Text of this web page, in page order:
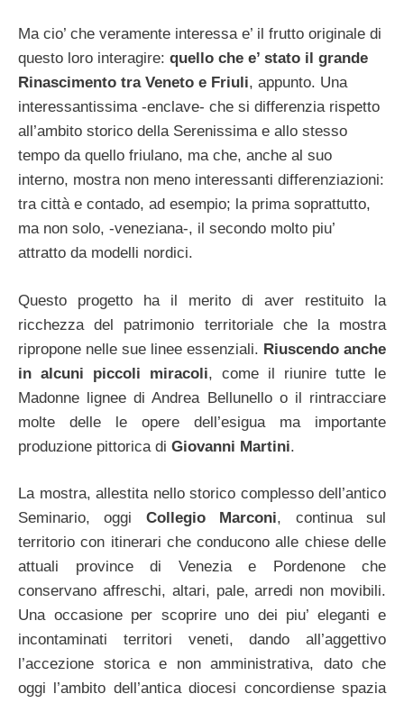
Ma cio’ che veramente interessa e’ il frutto originale di
questo loro interagire: quello che e’ stato il grande
Rinascimento tra Veneto e Friuli, appunto. Una
interessantissima -enclave- che si differenzia rispetto
all’ambito storico della Serenissima e allo stesso
tempo da quello friulano, ma che, anche al suo
interno, mostra non meno interessanti differenziazioni:
tra città e contado, ad esempio; la prima soprattutto,
ma non solo, -veneziana-, il secondo molto piu’
attratto da modelli nordici.
Questo progetto ha il merito di aver restituito la
ricchezza del patrimonio territoriale che la mostra
ripropone nelle sue linee essenziali. Riuscendo anche
in alcuni piccoli miracoli, come il riunire tutte le
Madonne lignee di Andrea Bellunello o il rintracciare
molte delle le opere dell’esigua ma importante
produzione pittorica di Giovanni Martini.
La mostra, allestita nello storico complesso dell’antico
Seminario, oggi Collegio Marconi, continua sul
territorio con itinerari che conducono alle chiese delle
attuali province di Venezia e Pordenone che
conservano affreschi, altari, pale, arredi non movibili.
Una occasione per scoprire uno dei piu’ eleganti e
incontaminati territori veneti, dando all’aggettivo
l’accezione storica e non amministrativa, dato che
oggi l’ambito dell’antica diocesi concordiense spazia